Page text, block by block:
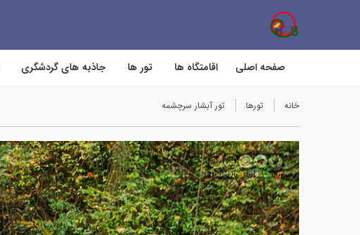
صفحه اصلی اقامتگاه ها تور ها جاذبه های گردشگری
خانه تورها تور آبشار سرچشمه